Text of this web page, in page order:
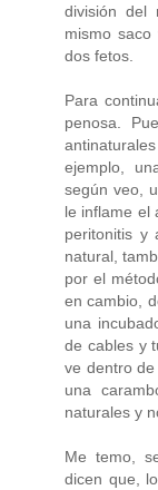
división del
mismo saco
dos fetos.
Para
penosa.
ejemplo,
según veo,
le inflame el
peritonitis y
natural,
por el
en cambio,
una
de cables y
ve dentro
una
naturales y
Me temo,
dicen que,